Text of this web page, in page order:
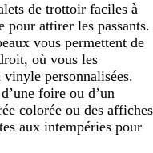
de trottoir faciles à
pour attirer les passants.
vous permettent de
où vous les
vinyle personnalisées.
foire ou d’un
colorée ou des affiches
aux intempéries pour